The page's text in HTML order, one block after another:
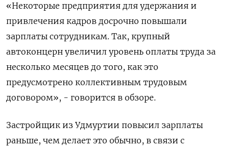
«Некоторые предприятия для удержания и
привлечения кадров досрочно повышали
зарплаты сотрудникам. Так, крупный
автоконцерн увеличил уровень оплаты труда за
несколько месяцев до того, как это
предусмотрено коллективным трудовым
договором», - говорится в обзоре.
Застройщик из Удмуртии повысил зарплаты
раньше, чем делает это обычно, в связи с